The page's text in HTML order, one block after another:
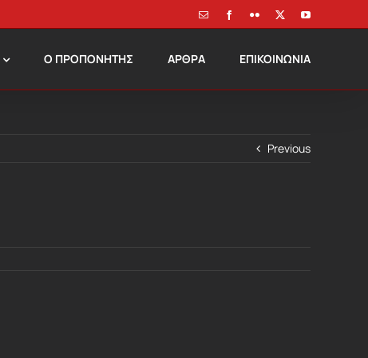
Email FacebookFlickr YouTube
Ο ΠΡΟΠΟΝΗΤΗΣ ΑΡΘΡΑ ΕΠΙΚΟΙΝΩΝΙΑ
Previous